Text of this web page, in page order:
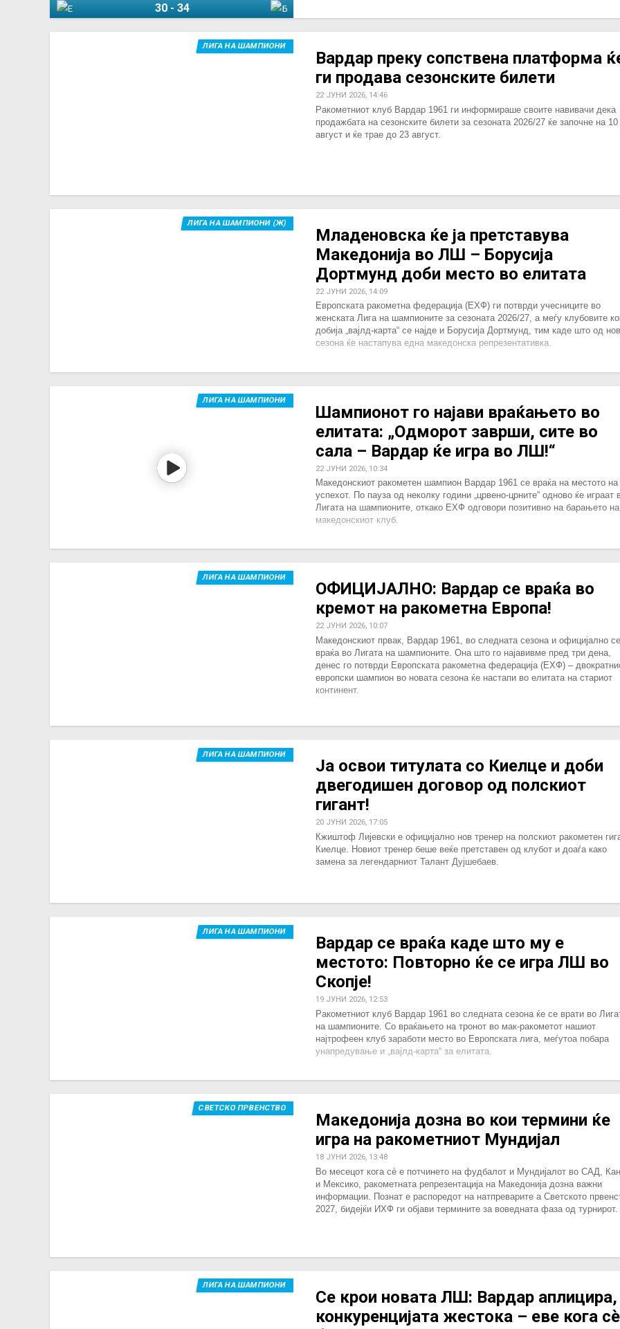
30 - 34
ЛИГА НА ШАМПИОНИ
Вардар преку сопствена платформа
ги продава сезонските билети
22 ЈУНИ 2026, 14:46
Ракометниот клуб Вардар 1961 ги информираше своите навивачи дека
продажбата на сезонските билети за сезоната 2026/27 ќе започне на 10
август и ќе трае до 23 август.
ЛИГА НА ШАМПИОНИ (Ж)
Младеновска ќе ја претставува
Македонија во ЛШ – Борусија
Дортмунд доби место во елитата
22 ЈУНИ 2026, 14:09
Европската ракометна федерација (ЕХФ) ги потврди учесниците во
женската Лига на шампионите за сезоната 2026/27, а меѓу клубовите
добија „вајлд-карта“ се најде и Борусија Дортмунд, тим каде што oд
сезона ќе настапува една македонска репрезентативка.
ЛИГА НА ШАМПИОНИ
Шампионот го најави враќањето во
елитата: „Одморот заврши, сите во
сала – Вардар ќе игра во ЛШ!“
22 ЈУНИ 2026, 10:34
Македонскиот ракометен шампион Вардар 1961 се враќа на местото на
успехот. По пауза од неколку години „црвено-црните“ одново ќе играат
Лигата на шампионите, откако ЕХФ одговори позитивно на барањето на
македонскиот клуб.
ЛИГА НА ШАМПИОНИ
ОФИЦИЈАЛНО: Вардар се враќа во
кремот на ракометна Европа!
22 ЈУНИ 2026, 10:07
Македонскиот првак, Вардар 1961, во следната сезона и официјално се
враќа во Лигата на шампионите. Она што го најавивме пред три дена,
денес го потврди Европската ракометна федерација (ЕХФ) –
европски шампион во новата сезона ќе настапи во елитата на стариот
континент.
ЛИГА НА ШАМПИОНИ
Ја освои титулата со Киелце и доби
двегодишен договор од полскиот
гигант!
20 ЈУНИ 2026, 17:05
Кжиштоф Лијевски е официјално нов тренер на полскиот ракометен
Киелце. Новиот тренер беше веќе претставен од клубот и доаѓа како
замена за легендарниот Талант Дујшебаев.
ЛИГА НА ШАМПИОНИ
Вардар се враќа каде што му е
местото: Повторно ќе се игра ЛШ во
Скопје!
19 ЈУНИ 2026, 12:53
Ракометниот клуб Вардар 1961 во следната сезона ќе се врати во
на шампионите. Со враќањето на тронот во мак-ракометот нашиот
најтрофеен клуб заработи место во Европската лига, меѓутоа побара
унапредување и „вајлд-карта“ за елитата.
СВЕТСКО ПРВЕНСТВО
Македонија дозна во кои термини ќе
игра на ракометниот Мундијал
18 ЈУНИ 2026, 13:48
Во месецот кога сè е потчинето на фудбалот и Мундијалот во САД,
и Мексико, ракометната репрезентација на Македонија дозна важни
информации. Познат е распоредот на натпреварите а Светското
2027, бидејќи ИХФ ги објави термините за воведната фаза од турнирот.
ЛИГА НА ШАМПИОНИ
Се крои новата ЛШ: Вардар аплицира,
конкуренцијата жестока – еве кога сè